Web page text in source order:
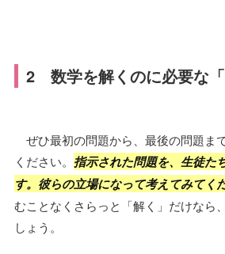
2 数学を解くのに必要な「
ぜひ最初の問題から、最後の問題ま
ください。 指示された問題を、生徒た
す。彼らの立場になって考えてみてく
むことなくさらっと「解く」だけなら
しょう。